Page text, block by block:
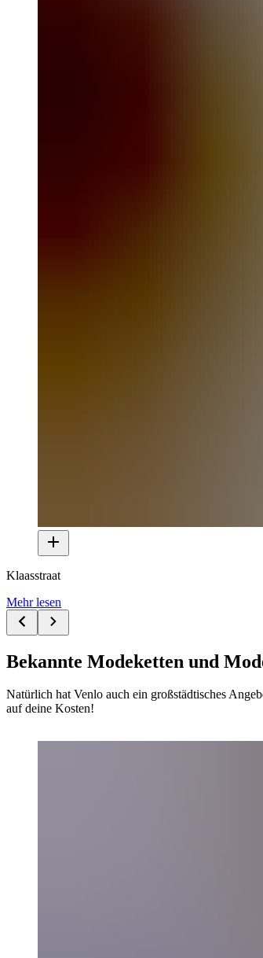
Klaasstraat
Mehr lesen
Bekannte Modeketten und
Natürlich hat Venlo auch ein großstädtisches
auf deine Kosten!